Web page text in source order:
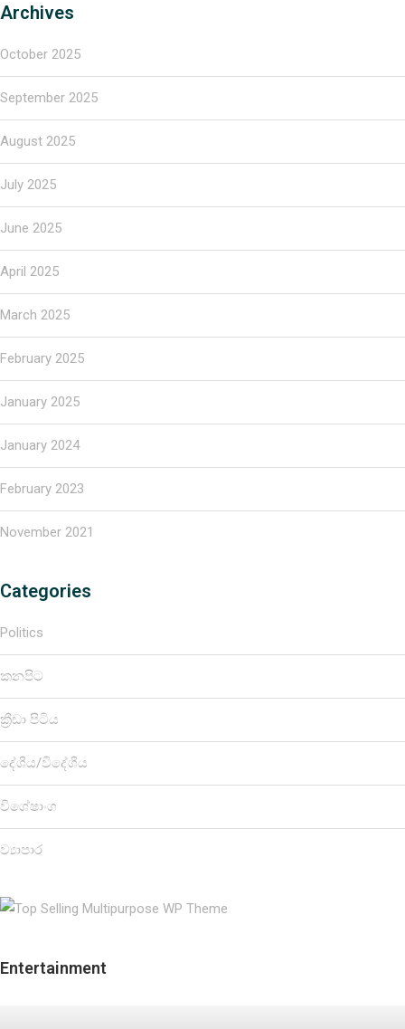
Archives
October 2025
September 2025
August 2025
July 2025
June 2025
April 2025
March 2025
February 2025
January 2025
January 2024
February 2023
November 2021
Categories
Politics
කනපිට
ක්‍රීඩා පිටිය
දේශීය/විදේශීය
විශේෂාංග
ව්‍යාපාර
Entertainment